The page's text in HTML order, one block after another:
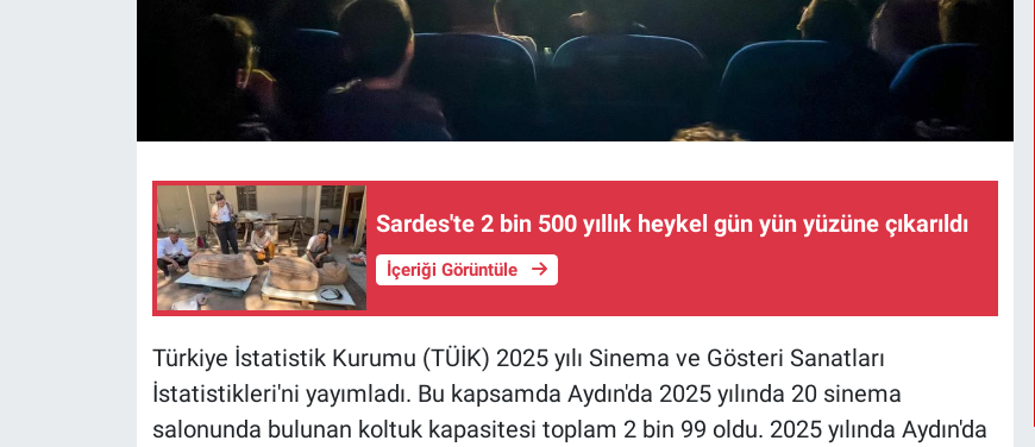
Sardes'te 2 bin 500 yıllık heykel gün yün yüzüne çıkarıldı
İçeriği Görüntüle
Türkiye İstatistik Kurumu (TÜİK) 2025 yılı Sinema ve Gösteri Sanatları
İstatistikleri'ni yayımladı. Bu kapsamda Aydın'da 2025 yılında 20 sinema
salonunda bulunan koltuk kapasitesi toplam 2 bin 99 oldu. 2025 yılında Aydın'da